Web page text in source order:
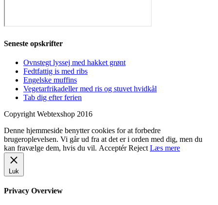
Seneste opskrifter
Ovnstegt lyssej med hakket grønt
Fedtfattig is med ribs
Engelske muffins
Vegetarfrikadeller med ris og stuvet hvidkål
Tab dig efter ferien
Copyright Webtexshop 2016
Denne hjemmeside benytter cookies for at forbedre
brugeroplevelsen. Vi går ud fra at det er i orden med dig, men du
kan fravælge dem, hvis du vil. Acceptér Reject Læs mere
Luk
Privacy Overview